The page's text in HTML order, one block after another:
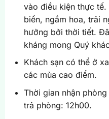
vào điều kiện thực
biển, ngắm hoa, trải
hưởng bởi thời tiết.
kháng mong Quý
Khách sạn có thể ở
các mùa cao điểm.
Thời gian nhận
trả phòng: 12h00.